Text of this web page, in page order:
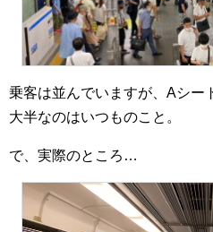
乗客は並んでいますが、Aシー
大半なのはいつものこと。
で、実際のところ…